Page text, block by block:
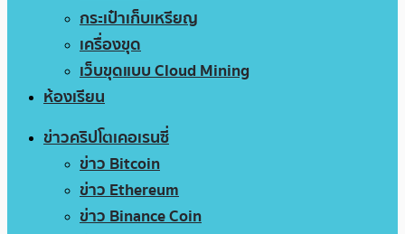
กระเป๋าเก็บเหรียญ
เครื่องขุด
เว็บขุดแบบ Cloud Mining
ห้องเรียน
ข่าวคริปโตเคอเรนซี่
ข่าว Bitcoin
ข่าว Ethereum
ข่าว Binance Coin